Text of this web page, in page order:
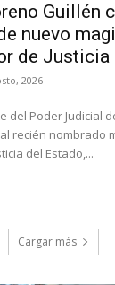
Guillén
nuevo
de Justicia
2026
del Poder Judicial
recién nombrado
del Estado,...
Cargar más